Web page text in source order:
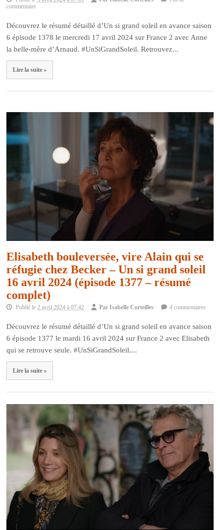
commentaire
Découvrez le résumé détaillé d’Un si grand soleil en avance saison
6 épisode 1378 le mercredi 17 avril 2024 sur France 2 avec Anne
la belle-mère d’Arnaud. #UnSiGrandSoleil. Retrouvez...
Lire la suite »
Elisabeth bouleversée, vire Alain qui se
réfugie chez Becker – Un si grand soleil
16 avril 2024 (épisode 1377 – résumé
complet)
Publié le2 avril 2024 à 07:42 ParIsabelle Corteilles 4 commentaires
Découvrez le résumé détaillé d’Un si grand soleil en avance saison
6 épisode 1377 le mardi 16 avril 2024 sur France 2 avec Elisabeth
qui se retrouve seule. #UnSiGrandSoleil....
Lire la suite »